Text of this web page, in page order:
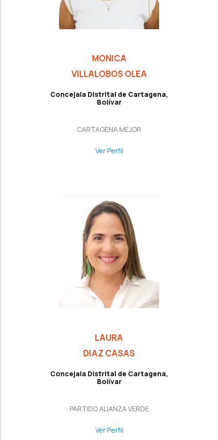
MONICA
VILLALOBOS OLEA
Concejala Distrital de Cartagena,
Bolívar
CARTAGENA MEJOR
Ver Perfil
LAURA
DIAZ CASAS
Concejala Distrital de Cartagena,
Bolívar
PARTIDO ALIANZA VERDE
Ver Perfil